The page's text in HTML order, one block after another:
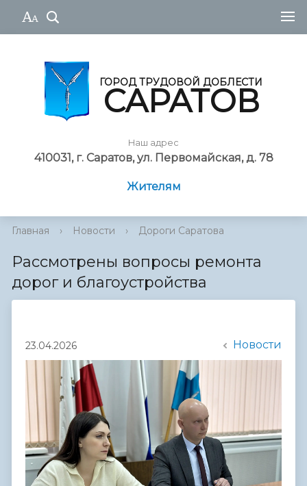
ГОРОД ТРУДОВОЙ ДОБЛЕСТИ
САРАТОВ
Наш адрес
410031, г. Саратов, ул. Первомайская, д. 78
Жителям
Главная › Новости › Дороги Саратова
Рассмотрены вопросы ремонта
дорог и благоустройства
23.04.2026 Новости